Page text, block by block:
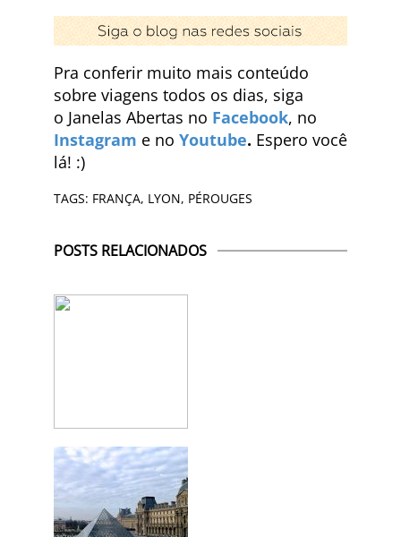
Pra conferir muito mais conteúdo
sobre viagens todos os dias, siga
o Janelas Abertas no Facebook, no
Instagram e no Youtube. Espero você
lá! :)
TAGS: FRANÇA, LYON, PÉROUGES
POSTS RELACIONADOS